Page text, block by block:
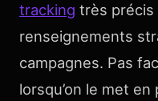
tracking très précis
renseignements
campagnes. Pas
lorsqu’on le met